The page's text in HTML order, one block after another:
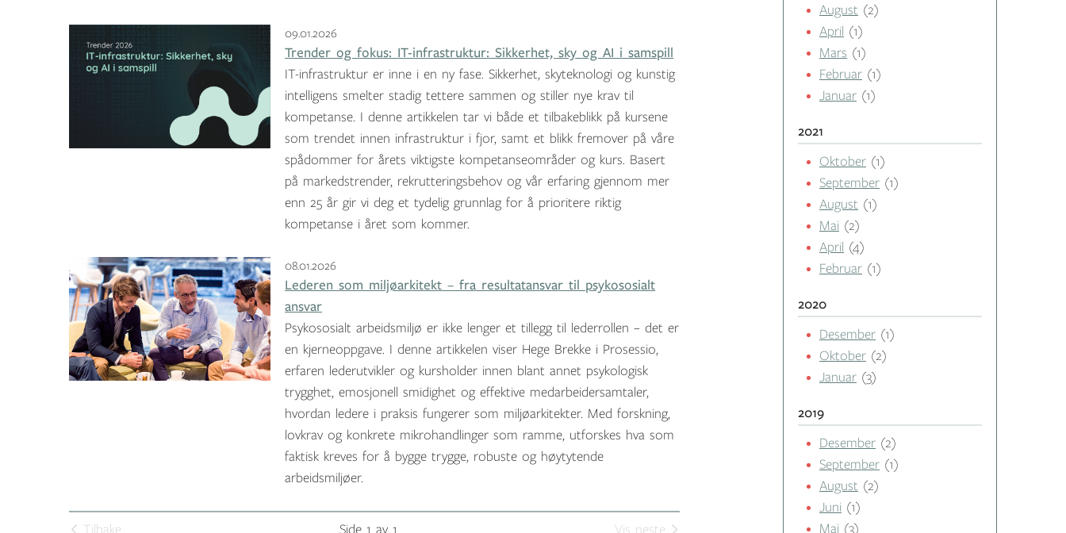
09.01.2026
Trender og fokus: IT-infrastruktur: Sikkerhet, sky og AI i samspill
IT-infrastruktur er inne i en ny fase. Sikkerhet, skyteknologi og kunstig
intelligens smelter stadig tettere sammen og stiller nye krav til
kompetanse. I denne artikkelen tar vi både et tilbakeblikk på kursene
som trendet innen infrastruktur i fjor, samt et blikk fremover på våre
spådommer for årets viktigste kompetanseområder og kurs. Basert
på markedstrender, rekrutteringsbehov og vår erfaring gjennom mer
enn 25 år gir vi deg et tydelig grunnlag for å prioritere riktig
kompetanse i året som kommer.
08.01.2026
Lederen som miljøarkitekt – fra resultatansvar til psykososialt
ansvar
Psykososialt arbeidsmiljø er ikke lenger et tillegg til lederrollen – det er
en kjerneoppgave. I denne artikkelen viser Hege Brekke i Prosessio,
erfaren lederutvikler og kursholder innen blant annet psykologisk
trygghet, emosjonell smidighet og effektive medarbeidersamtaler,
hvordan ledere i praksis fungerer som miljøarkitekter. Med forskning,
lovkrav og konkrete mikrohandlinger som ramme, utforskes hva som
faktisk kreves for å bygge trygge, robuste og høytytende
arbeidsmiljøer.
Tilbake Side 1 av 1 Vis neste
August (2)
April
(1)
Mars (1)
Februar (1)
Januar (1)
2021
Oktober (1)
September (1)
August (1)
Mai (2)
April
(4)
Februar (1)
2020
Desember (1)
Oktober (2)
Januar (3)
2019
Desember (2)
September (1)
August (2)
Juni (1)
Mai (3)